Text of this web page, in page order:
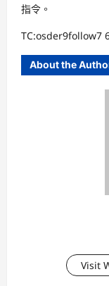
指令。
TC:osder9follow7
About the
Visit